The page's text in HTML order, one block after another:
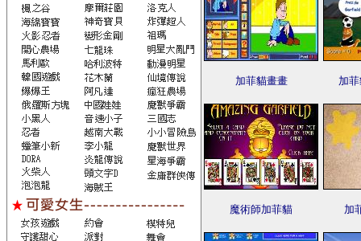
加菲貓畫畫 加
魔術師加菲貓 加